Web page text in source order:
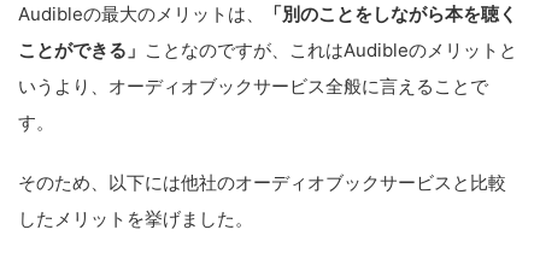
Audibleの最大のメリットは、
「別のことをしながら本を聴く
ことができる」 ことなのですが、これはAudibleのメリットと
いうより、オーディオブックサービス全般に言えることで
す。
そのため、以下には他社のオーディオブックサービスと比較
したメリットを挙げました。